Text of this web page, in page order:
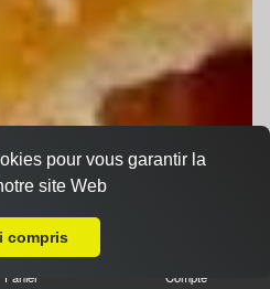
Panier Compte
pour vous garantir la
site Web
compris